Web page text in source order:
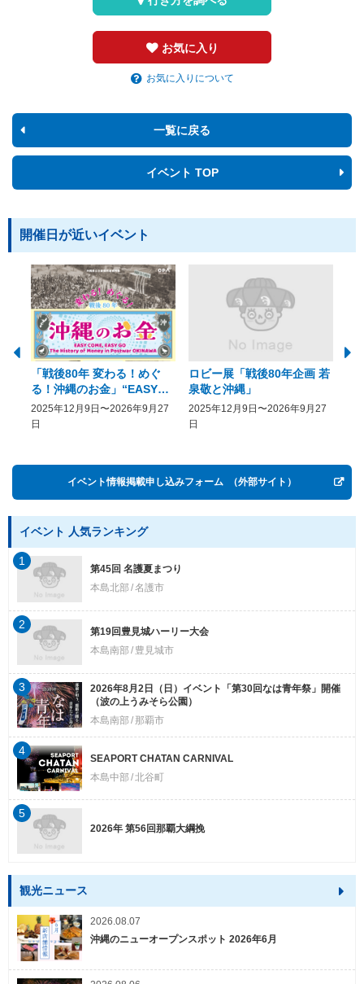
お気に入り
お気に入りについて
一覧に戻る
イベント TOP
開催日が近いイベント
「戦後80年 変わる！めぐ
る！沖縄のお金」“EASY
COME, EASY GO － The
History of Money in
2025年12月9日〜2026年9月27
日
ロビー展「戦後80年企画 若
泉敬と沖縄」
2025年12月9日〜2026年9月27
日
イベント情報掲載申し込みフォーム （外部サイト）
イベント 人気ランキング
第45回 名護夏まつり
本島北部 名護市
1
第19回豊見城ハーリー大会
本島南部
豊見城市
2
2026年8月2日（日）イベント「第30回なは青年祭」開催
（波の上うみそら公園）
本島南部
那覇市
3
SEAPORT CHATAN CARNIVAL
本島中部 北谷町
4
2026年 第56回那覇大綱挽
5
観光ニュース
2026.08.07
沖縄のニューオープンスポット 2026年6月